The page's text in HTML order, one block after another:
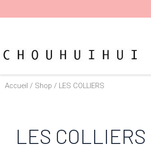
au
Accueil / Shop / LES COLLIERS
LES COLLIERS